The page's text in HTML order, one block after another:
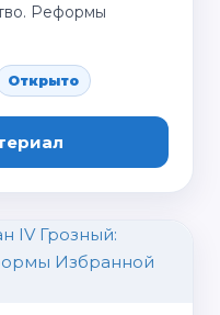
Реформы
Открыто